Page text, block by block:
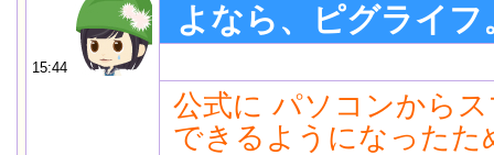
15:44
よなら、ピグライフ
公式に パソコンから
できるようになったた